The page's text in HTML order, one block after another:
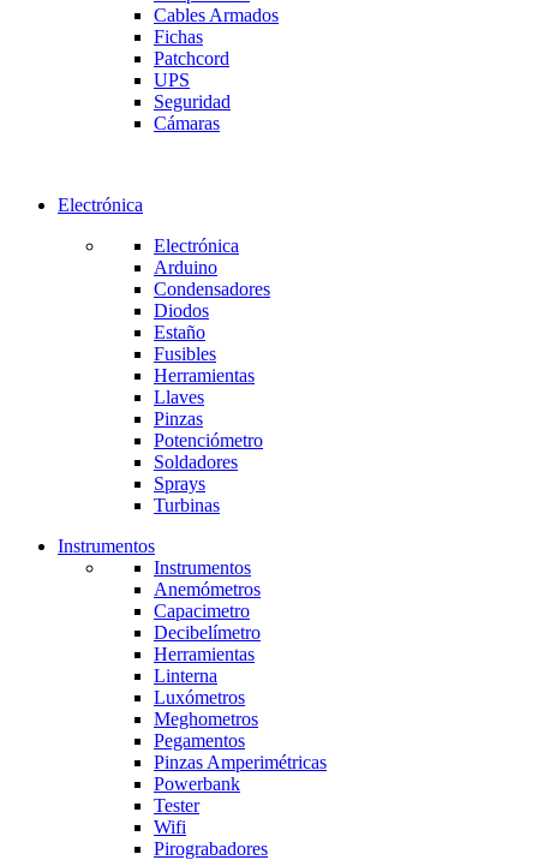
Cables Armados
Fichas
Patchcord
UPS
Seguridad
Cámaras
Electrónica
Electrónica
Arduino
Condensadores
Diodos
Estaño
Fusibles
Herramientas
Llaves
Pinzas
Potenciómetro
Soldadores
Sprays
Turbinas
Instrumentos
Instrumentos
Anemómetros
Capacimetro
Decibelímetro
Herramientas
Linterna
Luxómetros
Meghometros
Pegamentos
Pinzas Amperimétricas
Powerbank
Tester
Wifi
Pirograbadores